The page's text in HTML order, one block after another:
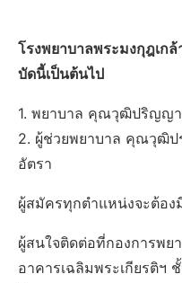
โรงพยาบาลพระมงกุฎเก
บัดนี้เป็นต้นไป
1. พยาบาล คุณวุฒิปริญญา
2. ผู้ช่วยพยาบาล คุณวุฒิป
อัตรา
ผู้สมัครทุกตำแหน่งจะต้อง
ผู้สนใจติดต่อที่กองการพย
อาคารเฉลิมพระเกียรติฯ